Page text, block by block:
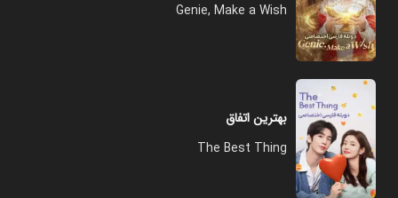
Genie, Make a Wish
بهترین اتفاق
The Best Thing